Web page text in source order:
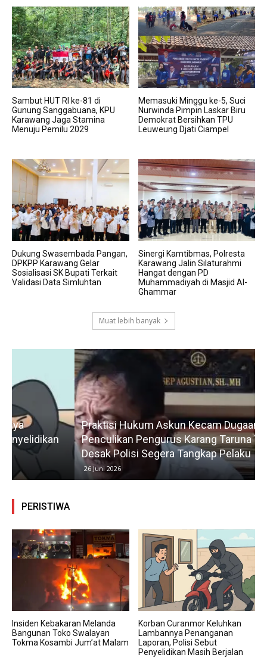
Sambut HUT RI ke-81 di
Gunung Sanggabuana, KPU
Karawang Jaga Stamina
Menuju Pemilu 2029
Memasuki Minggu ke-5, Suci
Nurwinda Pimpin Laskar Biru
Demokrat Bersihkan TPU
Leuweung Djati Ciampel
Dukung Swasembada Pangan,
DPKPP Karawang Gelar
Sosialisasi SK Bupati Terkait
Validasi Data Simluhtan
Sinergi Kamtibmas, Polresta
Karawang Jalin Silaturahmi
Hangat dengan PD
Muhammadiyah di Masjid Al-
Ghammar
Muat lebih banyak
Praktisi Hukum Askun Kecam Dugaan
Penculikan Pengurus Karang Taruna Tamelang,
Desak Polisi Segera Tangkap Pelaku
PERISTIWA
Insiden Kebakaran Melanda
Bangunan Toko Swalayan
Tokma Kosambi Jum’at Malam
Korban Curanmor Keluhkan
Lambannya Penanganan
Laporan, Polisi Sebut
Penyelidikan Masih Berjalan